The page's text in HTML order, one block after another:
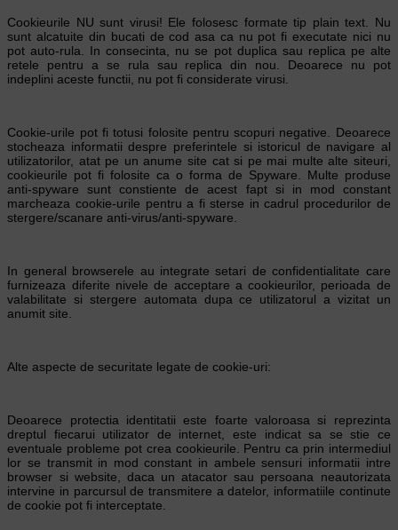
Cookieurile NU sunt virusi! Ele folosesc formate tip plain text. Nu
sunt alcatuite din bucati de cod asa ca nu pot fi executate nici nu
pot auto-rula. In consecinta, nu se pot duplica sau replica pe alte
retele pentru a se rula sau replica din nou. Deoarece nu pot
indeplini aceste functii, nu pot fi considerate virusi.
Cookie-urile pot fi totusi folosite pentru scopuri negative. Deoarece
stocheaza informatii despre preferintele si istoricul de navigare al
utilizatorilor, atat pe un anume site cat si pe mai multe alte siteuri,
cookieurile pot fi folosite ca o forma de Spyware. Multe produse
anti-spyware sunt constiente de acest fapt si in mod constant
marcheaza cookie-urile pentru a fi sterse in cadrul procedurilor de
stergere/scanare anti-virus/anti-spyware.
In general browserele au integrate setari de confidentialitate care
furnizeaza diferite nivele de acceptare a cookieurilor, perioada de
valabilitate si stergere automata dupa ce utilizatorul a vizitat un
anumit site.
Alte aspecte de securitate legate de cookie-uri:
Deoarece protectia identitatii este foarte valoroasa si reprezinta
dreptul fiecarui utilizator de internet, este indicat sa se stie ce
eventuale probleme pot crea cookieurile. Pentru ca prin intermediul
lor se transmit in mod constant in ambele sensuri informatii intre
browser si website, daca un atacator sau persoana neautorizata
intervine in parcursul de transmitere a datelor, informatiile continute
de cookie pot fi interceptate.